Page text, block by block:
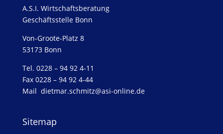
A.S.I. Wirtschaftsberatung
Geschäftsstelle Bonn
Von-Groote-Platz 8
53173 Bonn
Tel. 0228 – 94 92 4-11
Fax 0228 – 94 92 4-44
Mail dietmar.schmitz@asi-online.de
Sitemap